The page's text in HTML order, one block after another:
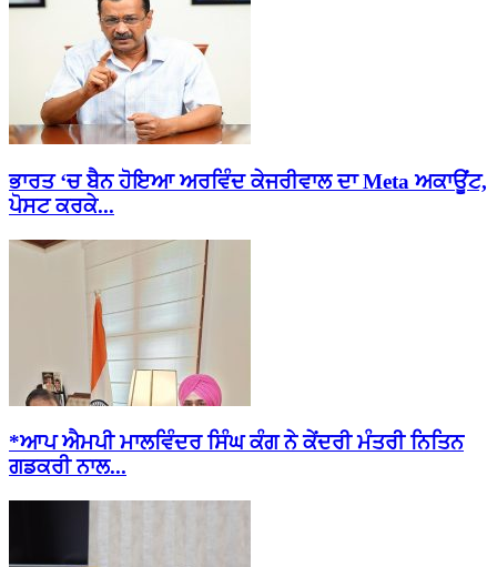
ਭਾਰਤ ‘ਚ ਬੈਨ ਹੋਇਆ ਅਰਵਿੰਦ ਕੇਜਰੀਵਾਲ ਦਾ Meta ਅਕਾਊਂਟ,
ਪੋਸਟ ਕਰਕੇ...
*ਆਪ ਐਮਪੀ ਮਾਲਵਿੰਦਰ ਸਿੰਘ ਕੰਗ ਨੇ ਕੇਂਦਰੀ ਮੰਤਰੀ ਨਿਤਿਨ
ਗਡਕਰੀ ਨਾਲ...